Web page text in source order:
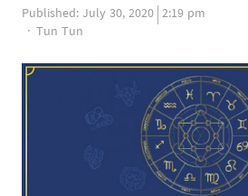
Published:July 30, 2020 2:19 pm
Author
Tun Tun